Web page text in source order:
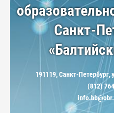
Санкт-
191119, Санкт-Петербург,
(812)